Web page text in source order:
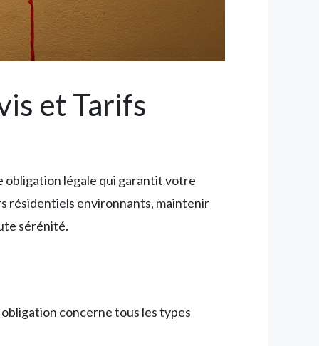
et Tarifs
obligation légale qui garantit votre
résidentiels environnants, maintenir
sérénité.
concerne tous les types